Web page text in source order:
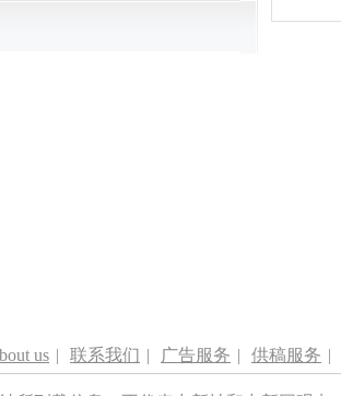
us | 联系我们 | 广告服务 | 供稿服务 |